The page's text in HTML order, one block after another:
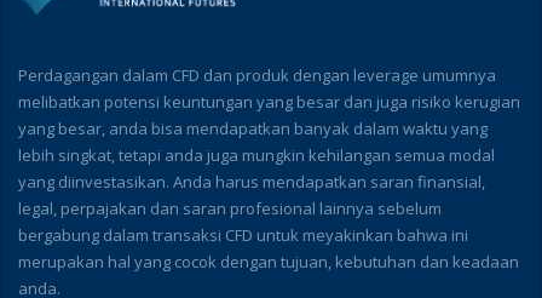
Perdagangan dalam CFD dan produk dengan leverage umumnya
melibatkan potensi keuntungan yang besar dan juga risiko kerugian
yang besar, anda bisa mendapatkan banyak dalam waktu yang
lebih singkat, tetapi anda juga mungkin kehilangan semua modal
yang diinvestasikan. Anda harus mendapatkan saran finansial,
legal, perpajakan dan saran profesional lainnya sebelum
bergabung dalam transaksi CFD untuk meyakinkan bahwa ini
merupakan hal yang cocok dengan tujuan, kebutuhan dan keadaan
anda.